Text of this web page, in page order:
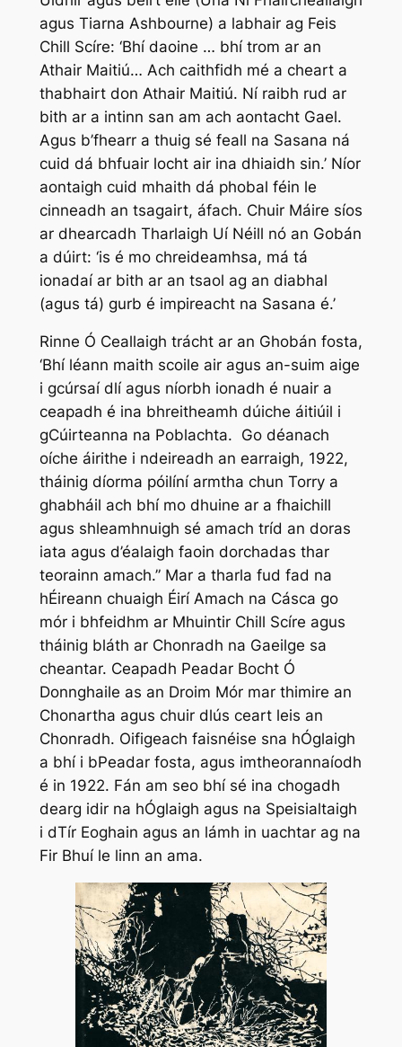
agus Tiarna Ashbourne) a labhair ag Feis
Chill Scíre: ‘Bhí daoine … bhí trom ar an
Athair Maitiú… Ach caithfidh mé a cheart a
thabhairt don Athair Maitiú. Ní raibh rud ar
bith ar a intinn san am ach aontacht Gael.
Agus b’fhearr a thuig sé feall na Sasana ná
cuid dá bhfuair locht air ina dhiaidh sin.’ Níor
aontaigh cuid mhaith dá phobal féin le
cinneadh an tsagairt, áfach. Chuir Máire síos
ar dhearcadh Tharlaigh Uí Néill nó an Gobán
a dúirt: ‘is é mo chreideamhsa, má tá
ionadaí ar bith ar an tsaol ag an diabhal
(agus tá) gurb é impireacht na Sasana é.’
Rinne Ó Ceallaigh trácht ar an Ghobán fosta,
‘Bhí léann maith scoile air agus an-suim aige
i gcúrsaí dlí agus níorbh ionadh é nuair a
ceapadh é ina bhreitheamh dúiche áitiúil i
gCúirteanna na Poblachta. Go déanach
oíche áirithe i ndeireadh an earraigh, 1922,
tháinig díorma póilíní armtha chun Torry a
ghabháil ach bhí mo dhuine ar a fhaichill
agus shleamhnuigh sé amach tríd an doras
iata agus d’éalaigh faoin dorchadas thar
teorainn amach.” Mar a tharla fud fad na
hÉireann chuaigh Éirí Amach na Cásca go
mór i bhfeidhm ar Mhuintir Chill Scíre agus
tháinig bláth ar Chonradh na Gaeilge sa
cheantar. Ceapadh Peadar Bocht Ó
Donnghaile as an Droim Mór mar thimire an
Chonartha agus chuir dlús ceart leis an
Chonradh. Oifigeach faisnéise sna hÓglaigh
a bhí i bPeadar fosta, agus imtheorannaíodh
é in 1922. Fán am seo bhí sé ina chogadh
dearg idir na hÓglaigh agus na Speisialtaigh
i dTír Eoghain agus an lámh in uachtar ag na
Fir Bhuí le linn an ama.